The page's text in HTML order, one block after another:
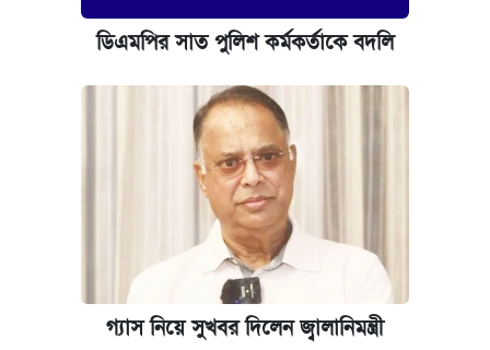
ডিএমপির সাত পুলিশ কর্মকর্তাকে বদলি
গ্যাস নিয়ে সুখবর দিলেন জ্বালানিমন্ত্রী